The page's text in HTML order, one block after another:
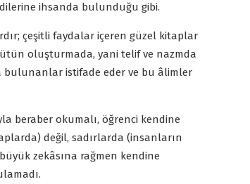
ihsanda bulunduğu gibi.
çeşitli faydalar içeren güzel kitaplar
oluşturmada, yani telif ve nazmda
bulunanlar istifade eder ve bu âlimler
beraber okumalı, öğrenci kendine
değil, sadırlarda (insanların
zekâsına rağmen kendine